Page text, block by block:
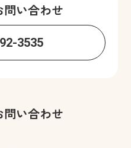
い合わせ
3535
問い合わせ